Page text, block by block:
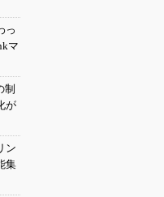
っ
マ
制
が
ン
集